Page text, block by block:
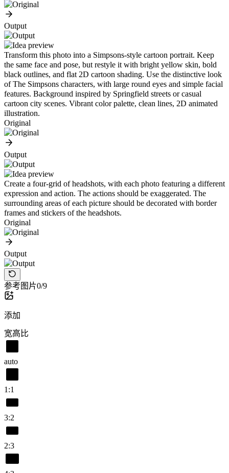
Output
Transform this photo into a Simpsons-style cartoon portrait. Keep
the same face and pose, but restyle it with bright yellow skin, bold
black outlines, and flat 2D cartoon shading. Use the distinctive look
of The Simpsons characters, with large round eyes and simple facial
features. Background inspired by Springfield streets or casual
cartoon city scenes. Vibrant color palette, clean lines, 2D animated
illustration.
Original
Output
Create a four-grid of headshots, with each photo featuring a different
expression and action. The actions should be exaggerated. The
surrounding areas of each picture should be decorated with border
frames and stickers of the headshots.
Original
Output
参考图片0/9
添加
宽高比
auto
1:1
3:2
2:3